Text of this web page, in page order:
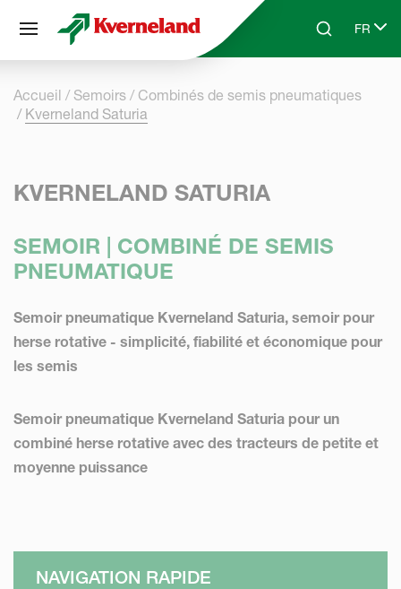
Skip to main contentSearchFR
Select
Accueil Semoirs
Combinés de semis pneumatiques
Kverneland Saturia
KVERNELAND SATURIA
SEMOIR | COMBINÉ DE SEMIS
PNEUMATIQUE
Semoir pneumatique Kverneland Saturia, semoir pour
herse rotative - simplicité, fiabilité et économique pour
les semis
Semoir pneumatique Kverneland Saturia pour un
combiné herse rotative avec des tracteurs de petite et
moyenne puissance
NAVIGATION RAPIDE
Panneau de gestion des cookies